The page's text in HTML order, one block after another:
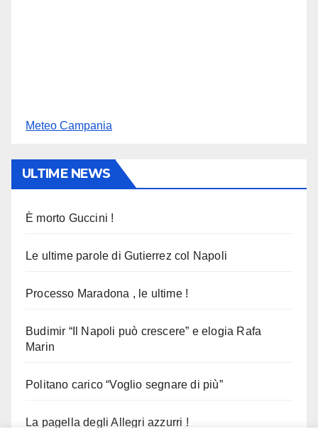
Meteo Campania
ULTIME NEWS
È morto Guccini !
Le ultime parole di Gutierrez col Napoli
Processo Maradona , le ultime !
Budimir “Il Napoli può crescere” e elogia Rafa
Marin
Politano carico “Voglio segnare di più”
La pagella degli Allegri azzurri !